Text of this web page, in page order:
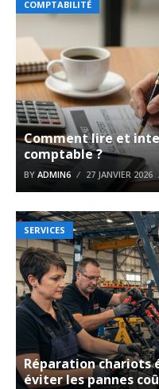
COMPTABILITÉ
Comment lire et
comptable ?
BY ADMIN6 27 JANVIER 2026
SERVICES
Réparation chariots
éviter les pannes